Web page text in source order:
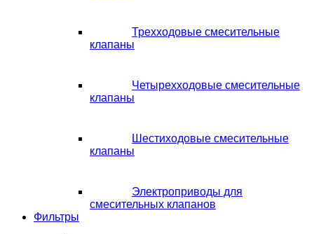
Трехходовые смесительные
клапаны
Четырехходовые смесительные
клапаны
Шестиходовые смесительные
клапаны
Электроприводы для
смесительных клапанов
Фильтры